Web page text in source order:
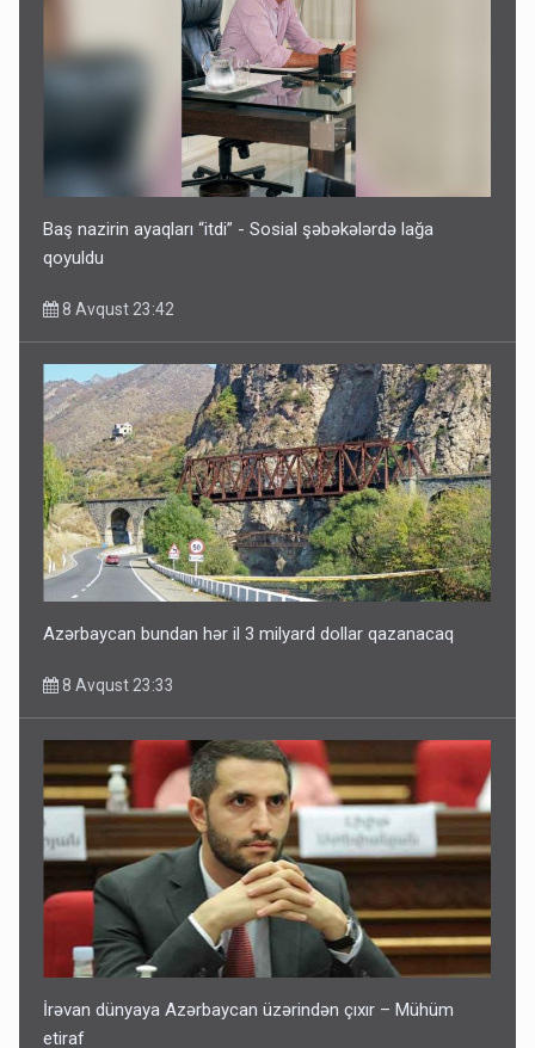
İrəvan dünyaya Azərbaycan üzərindən çıxır – Mühüm
8 Avqust 23:19
Paşinyan Əliyevə zəng etməsindən danışdı
8 Avqust 16:18
Baş nazirin ayaqları “itdi” - Sosial şəbəkələrdə lağa
qoyuldu
8 Avqust 23:42
Azərbaycan bundan hər il 3 milyard dollar qazanacaq
8 Avqust 23:33
İrəvan dünyaya Azərbaycan üzərindən çıxır – Mühüm
etiraf